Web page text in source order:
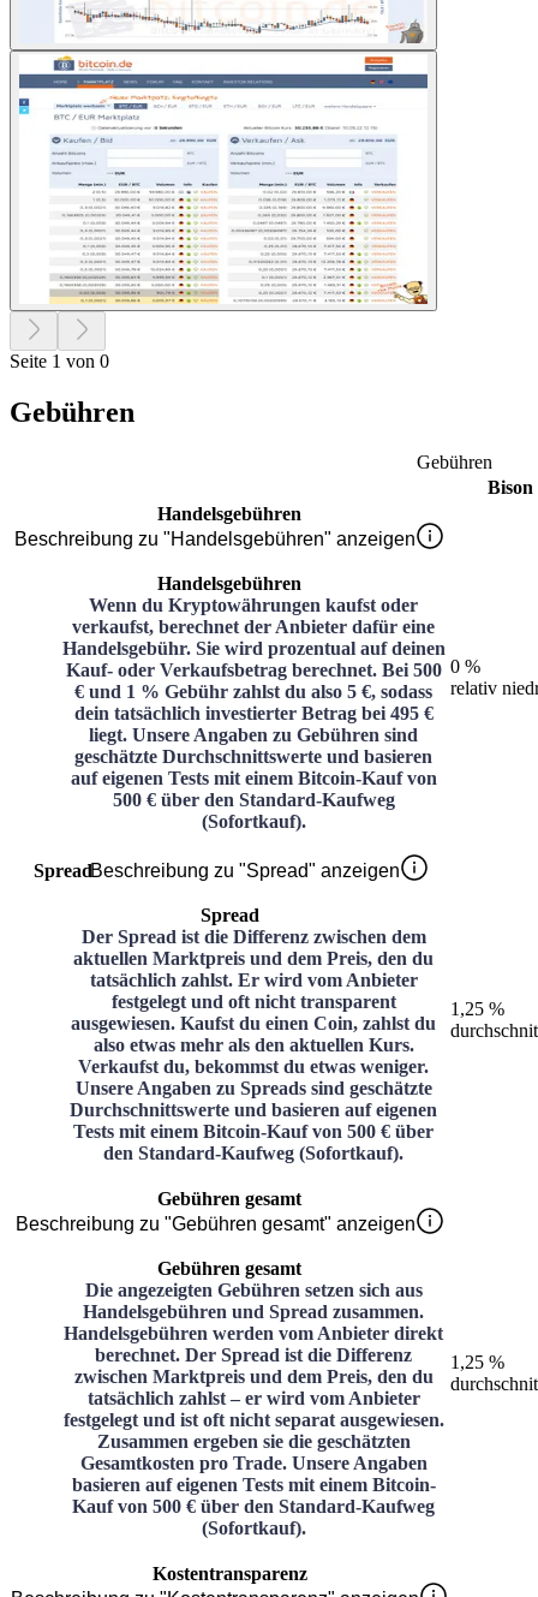
Seite 1 von 0
Gebühren
Gebühren
Bison
Handelsgebühren
Beschreibung zu "Handelsgebühren" anzeigen
Handelsgebühren
Wenn du Kryptowährungen kaufst oder
verkaufst, berechnet der Anbieter dafür eine
Handelsgebühr. Sie wird prozentual auf deinen
Kauf- oder Verkaufsbetrag berechnet. Bei 500
€ und 1 % Gebühr zahlst du also 5 €, sodass
dein tatsächlich investierter Betrag bei 495 €
liegt. Unsere Angaben zu Gebühren sind
geschätzte Durchschnittswerte und basieren
auf eigenen Tests mit einem Bitcoin-Kauf von
500 € über den Standard-Kaufweg
(Sofortkauf).
0 %
relativ
SpreadBeschreibung zu "Spread" anzeigen
Spread
Der Spread ist die Differenz zwischen dem
aktuellen Marktpreis und dem Preis, den du
tatsächlich zahlst. Er wird vom Anbieter
festgelegt und oft nicht transparent
ausgewiesen. Kaufst du einen Coin, zahlst du
also etwas mehr als den aktuellen Kurs.
Verkaufst du, bekommst du etwas weniger.
Unsere Angaben zu Spreads sind geschätzte
Durchschnittswerte und basieren auf eigenen
Tests mit einem Bitcoin-Kauf von 500 € über
den Standard-Kaufweg (Sofortkauf).
1,25 %
Gebühren gesamt
Beschreibung zu "Gebühren gesamt" anzeigen
Gebühren gesamt
Die angezeigten Gebühren setzen sich aus
Handelsgebühren und Spread zusammen.
Handelsgebühren werden vom Anbieter direkt
berechnet. Der Spread ist die Differenz
zwischen Marktpreis und dem Preis, den du
tatsächlich zahlst – er wird vom Anbieter
festgelegt und ist oft nicht separat ausgewiesen.
Zusammen ergeben sie die geschätzten
Gesamtkosten pro Trade. Unsere Angaben
basieren auf eigenen Tests mit einem Bitcoin-
Kauf von 500 € über den Standard-Kaufweg
(Sofortkauf).
1,25 %
Kostentransparenz